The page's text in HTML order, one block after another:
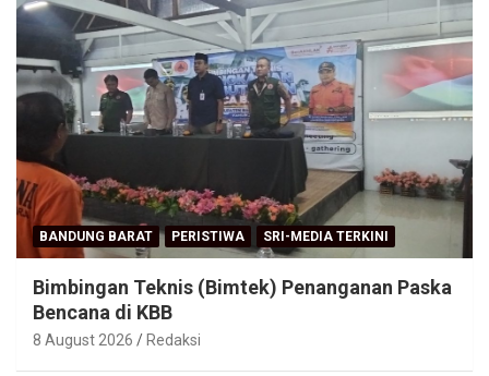
BANDUNG BARAT PERISTIWA SRI-MEDIA TERKINI
Bimbingan Teknis (Bimtek) Penanganan Paska
Bencana di KBB
8 August 2026 Redaksi